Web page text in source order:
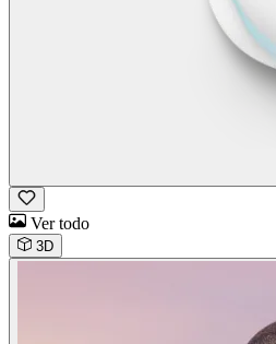
Ver todo
3D